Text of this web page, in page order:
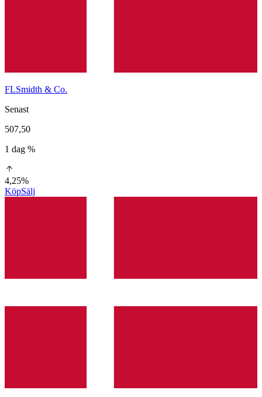
FLSmidth & Co.
Senast
507,50
1 dag %
4,25%
KöpSälj